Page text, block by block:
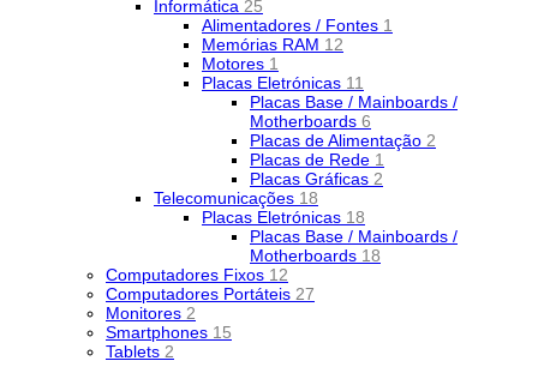
Informática 25
Alimentadores / Fontes 1
Memórias RAM 12
Motores 1
Placas Eletrónicas 11
Placas Base / Mainboards /
Motherboards 6
Placas de Alimentação 2
Placas de Rede 1
Placas Gráficas 2
Telecomunicações 18
Placas Eletrónicas 18
Placas Base / Mainboards /
Motherboards 18
Computadores Fixos 12
Computadores Portáteis 27
Monitores 2
Smartphones 15
Tablets 2